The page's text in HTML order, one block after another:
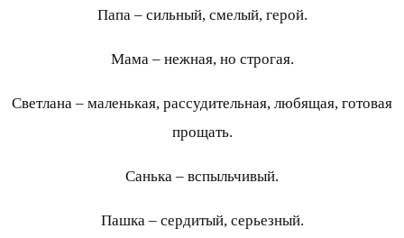
Папа – сильный, смелый, герой.
Мама – нежная, но строгая.
Светлана – маленькая, рассудительная, любящая, готовая
прощать.
Санька – вспыльчивый.
Пашка – сердитый, серьезный.